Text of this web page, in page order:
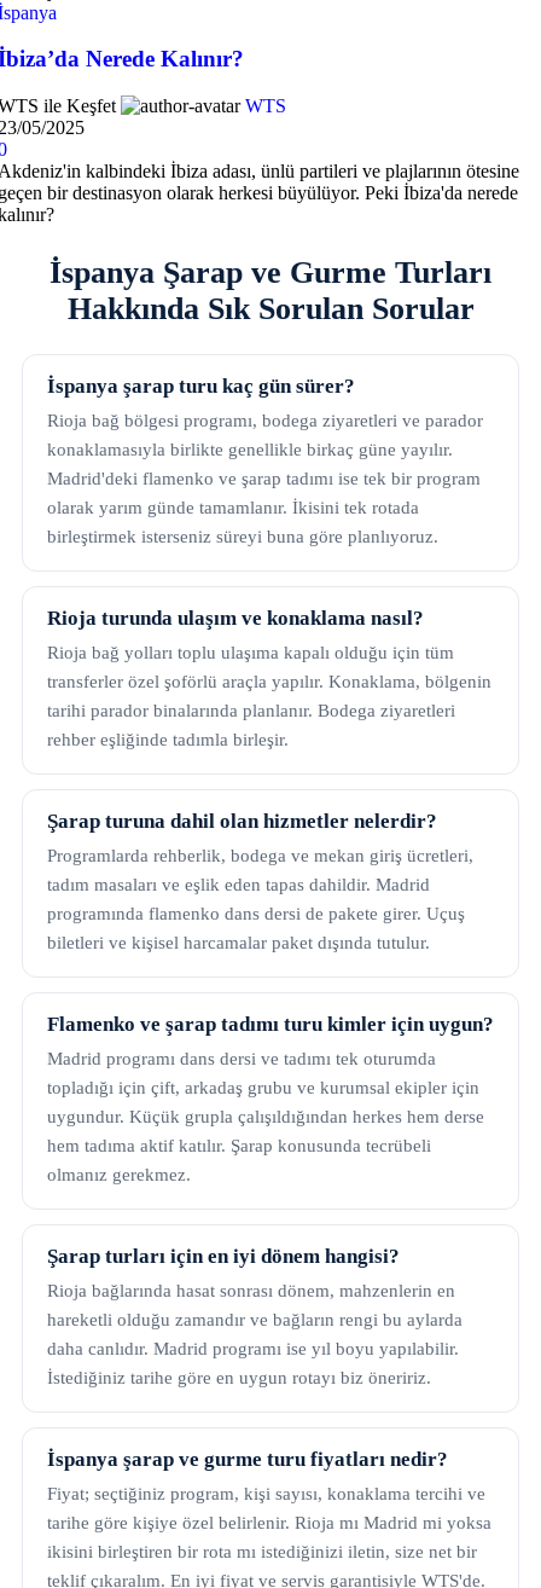
Nerede Kalınır?
ile Keşfet
WTS
05/2025
kalbindeki İbiza adası, ünlü partileri ve plajlarının ötesine
bir destinasyon olarak herkesi büyülüyor. Peki İbiza'da nerede
İspanya Şarap ve Gurme Turları
Hakkında Sık Sorulan Sorular
İspanya şarap turu kaç gün sürer?
Rioja bağ bölgesi programı, bodega ziyaretleri ve parador
konaklamasıyla birlikte genellikle birkaç güne yayılır.
Madrid'deki flamenko ve şarap tadımı ise tek bir program
olarak yarım günde tamamlanır. İkisini tek rotada
birleştirmek isterseniz süreyi buna göre planlıyoruz.
Rioja turunda ulaşım ve konaklama nasıl?
Rioja bağ yolları toplu ulaşıma kapalı olduğu için tüm
transferler özel şoförlü araçla yapılır. Konaklama, bölgenin
tarihi parador binalarında planlanır. Bodega ziyaretleri
rehber eşliğinde tadımla birleşir.
Şarap turuna dahil olan hizmetler nelerdir?
Programlarda rehberlik, bodega ve mekan giriş ücretleri,
tadım masaları ve eşlik eden tapas dahildir. Madrid
programında flamenko dans dersi de pakete girer. Uçuş
biletleri ve kişisel harcamalar paket dışında tutulur.
Flamenko ve şarap tadımı turu kimler için uygun?
Madrid programı dans dersi ve tadımı tek oturumda
topladığı için çift, arkadaş grubu ve kurumsal ekipler için
uygundur. Küçük grupla çalışıldığından herkes hem derse
hem tadıma aktif katılır. Şarap konusunda tecrübeli
olmanız gerekmez.
Şarap turları için en iyi dönem hangisi?
Rioja bağlarında hasat sonrası dönem, mahzenlerin en
hareketli olduğu zamandır ve bağların rengi bu aylarda
daha canlıdır. Madrid programı ise yıl boyu yapılabilir.
İstediğiniz tarihe göre en uygun rotayı biz öneririz.
İspanya şarap ve gurme turu fiyatları nedir?
Fiyat; seçtiğiniz program, kişi sayısı, konaklama tercihi ve
tarihe göre kişiye özel belirlenir. Rioja mı Madrid mi yoksa
ikisini birleştiren bir rota mı istediğinizi iletin, size net bir
teklif çıkaralım. En iyi fiyat ve servis garantisiyle WTS'de.